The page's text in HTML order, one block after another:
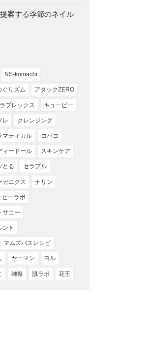
案する季節のネイル
NS-komachi
ぐりズム アタックZERO
プレックス キューピー
レ クレンジング
マティカル コバコ
ィードール スキンケア
とる セラプル
ガニクス ナリン
ビーラボ
サニー
ント
マムズバスレシピ
ヤーマン ヨル
獺祭 肌ラボ 花王